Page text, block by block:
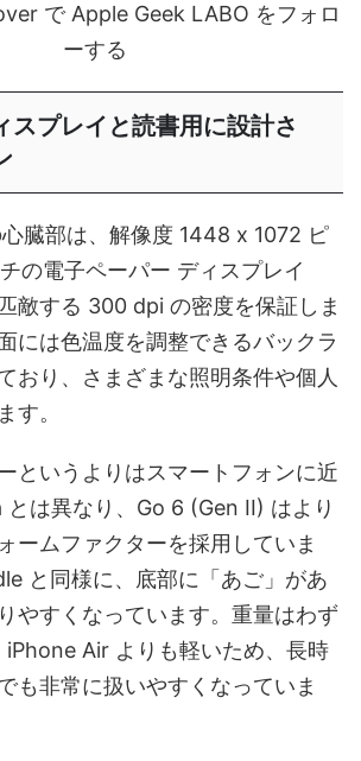
で Apple Geek LABO をフォロ
ーする
スプレイと読書用に設計さ
臓部は、解像度 1448 x 1072 ピ
の電子ペーパー ディスプレイ
敵する 300 dpi の密度を保証しま
には色温度を調整できるバックラ
おり、さまざまな照明条件や個人
す。
というよりはスマートフォンに近
とは異なり、Go 6 (Gen II) はより
ームファクターを採用していま
と同様に、底部に「あご」があ
やすくなっています。重量はわず
iPhone Air よりも軽いため、長時
も非常に扱いやすくなっていま